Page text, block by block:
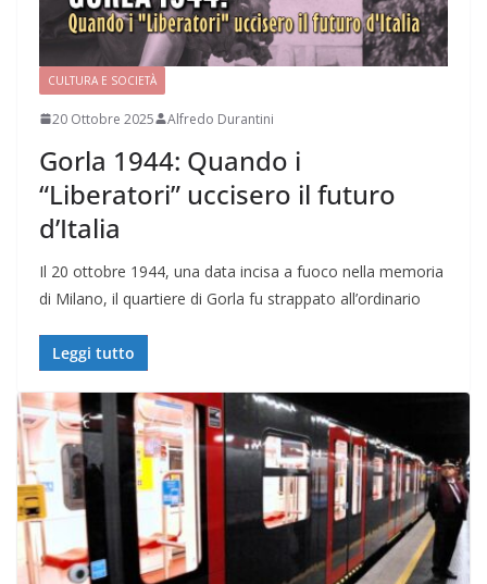
CULTURA E SOCIETÀ
20 Ottobre 2025 Alfredo Durantini
Gorla 1944: Quando i
“Liberatori” uccisero il futuro
d’Italia
Il 20 ottobre 1944, una data incisa a fuoco nella memoria
di Milano, il quartiere di Gorla fu strappato all’ordinario
Leggi tutto